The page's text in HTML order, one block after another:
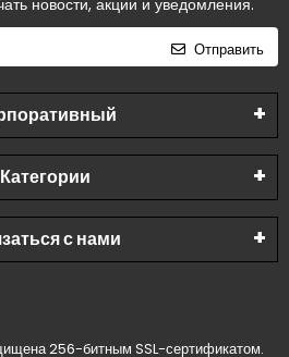
новости, акции и уведомления.
Отправить
Категории
с нами
256-битным SSL-сертификатом.